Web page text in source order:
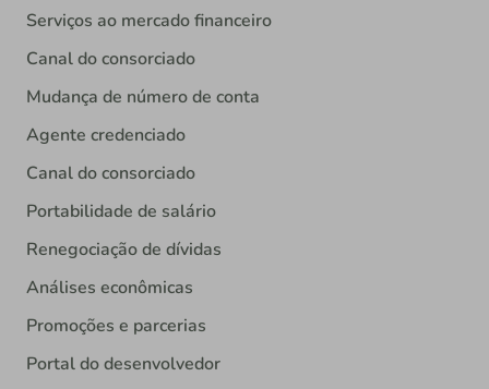
Serviços ao mercado financeiro
Canal do consorciado
Mudança de número de conta
Agente credenciado
Canal do consorciado
Portabilidade de salário
Renegociação de dívidas
Análises econômicas
Promoções e parcerias
Portal do desenvolvedor